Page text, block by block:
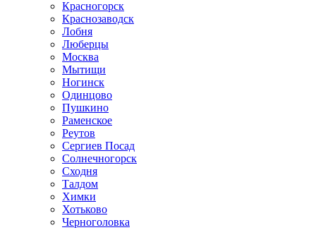
Красногорск
Краснозаводск
Лобня
Люберцы
Москва
Мытищи
Ногинск
Одинцово
Пушкино
Раменское
Реутов
Сергиев Посад
Солнечногорск
Сходня
Талдом
Химки
Хотьково
Черноголовка